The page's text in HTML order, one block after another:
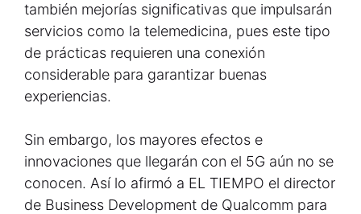
también mejorías significativas que impulsarán
servicios como la telemedicina, pues este tipo
de prácticas requieren una conexión
considerable para garantizar buenas
experiencias.
Sin embargo, los mayores efectos e
innovaciones que llegarán con el 5G aún no se
conocen. Así lo afirmó a EL TIEMPO el director
de Business Development de Qualcomm para